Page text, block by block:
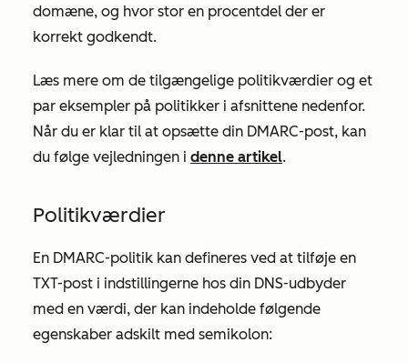
domæne, og hvor stor en procentdel der er
korrekt godkendt.
Læs mere om de tilgængelige politikværdier og et
par eksempler på politikker i afsnittene nedenfor.
Når du er klar til at opsætte din DMARC-post, kan
du følge vejledningen i denne artikel.
Politikværdier
En DMARC-politik kan defineres ved at tilføje en
TXT-post i indstillingerne hos din DNS-udbyder
med en værdi, der kan indeholde følgende
egenskaber adskilt med semikolon: